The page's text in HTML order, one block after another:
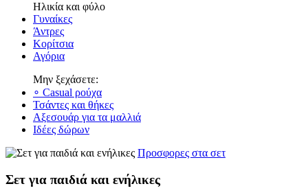
Ηλικία και φύλο
Γυναίκες
Άντρες
Κορίτσια
Αγόρια
Μην ξεχάσετε:
∘ Casual ρούχα
Τσάντες και θήκες
Αξεσουάρ για τα μαλλιά
Ιδέες δώρων
Προσφορες στα σετ
Σετ για παιδιά και ενήλικες